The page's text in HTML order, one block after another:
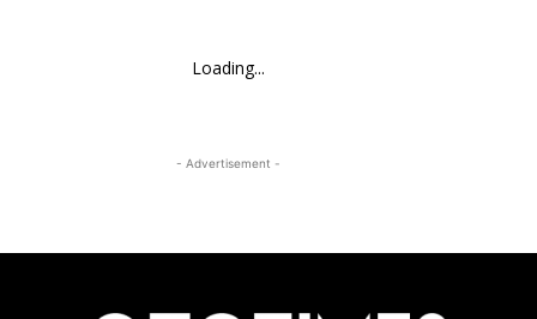
Loading...
- Advertisement -